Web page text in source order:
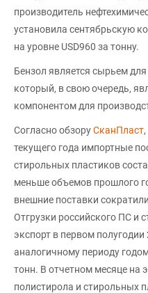
производитель
установила сентябрьскую
на уровне USD960 за тонну.
Бензол является сырьем
который, в свою очередь,
компонентом для
Согласно обзоруСканПласт
текущего года импортные
стирольных пластиков
меньше объемов прошлого
внешние поставки
Отгрузки российского ПС и
экспорт в первом полугодии
аналогичному периоду
тонн. В отчетном месяце на
полистирола и стирольных